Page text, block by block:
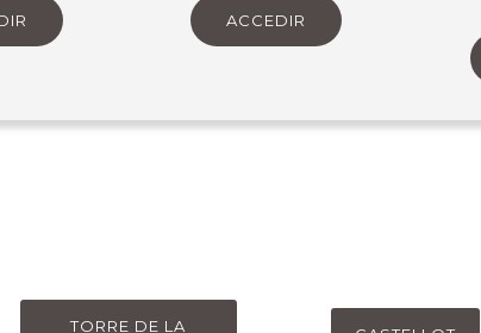
ACCEDIR
TORRE DE LA